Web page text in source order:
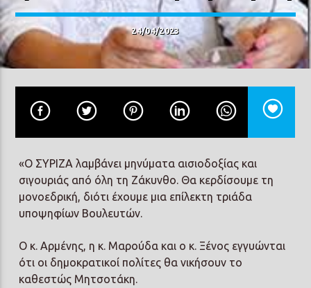
Current track
ΑΓΑΠΗ ΜΟΥ (ΦΑΙΔΡΑ)
ΑΛΚΗΣΤΙΣ ΠΡΩΤΟΨΑΛΤΗ
Prisma Radio 90,2
24/04/2023
«Ο ΣΥΡΙΖΑ λαμβάνει μηνύματα αισιοδοξίας και
σιγουριάς από όλη τη Ζάκυνθο. Θα κερδίσουμε τη
μονοεδρική, διότι έχουμε μια επίλεκτη τριάδα
υποψηφίων Βουλευτών.
Ο κ. Αρμένης, η κ. Μαρούδα και ο κ. Ξένος εγγυώνται
ότι οι δημοκρατικοί πολίτες θα νικήσουν το
καθεστώς Μητσοτάκη.